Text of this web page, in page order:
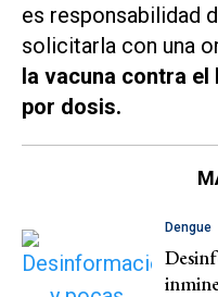
es responsabilidad
solicitarla con una
la vacuna contra el
por dosis.
Dengue